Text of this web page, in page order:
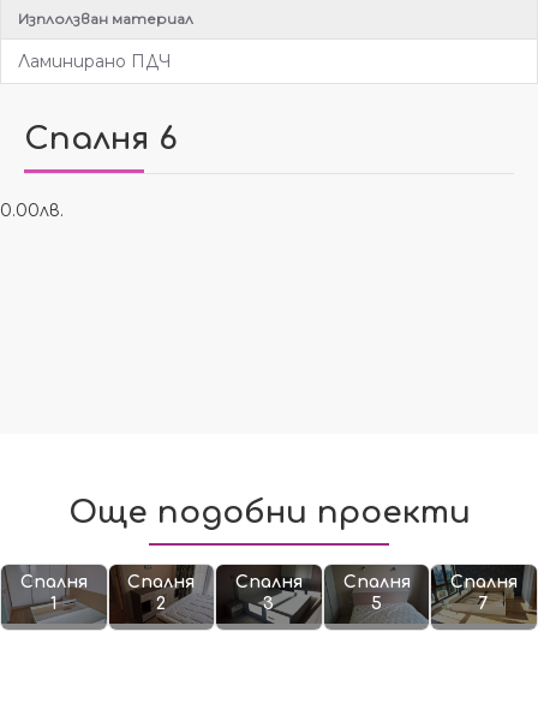
Изплолзван материал
Ламинирано ПДЧ
Спалня 6
0.00лв.
Още подобни проекти
Спалня
1
Спалня
2
Спалня
3
Спалня
5
Спалня
7